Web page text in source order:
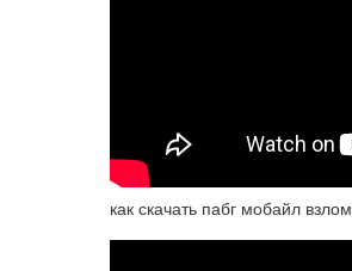
как скачать пабг мобайл взлом